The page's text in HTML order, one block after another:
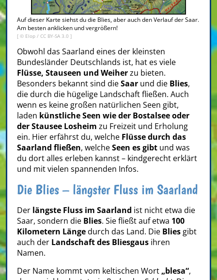
Auf dieser Karte siehst du die Blies, aber auch den Verlauf der Saar.
Am besten anklicken und vergrößern!
[ © Elop / CC BY-SA 3.0 ]
Obwohl das Saarland eines der kleinsten
Bundesländer Deutschlands ist, hat es viele
Flüsse, Stauseen und Weiherzu bieten.
Besonders bekannt sind dieSaar und die Blies,
die durch die hügelige Landschaft fließen. Auch
wenn es keine großen natürlichen Seen gibt,
laden künstliche Seen wie der Bostalsee oder
der Stausee Losheim zu Freizeit und Erholung
ein. Hier erfährst du, welche Flüsse durch das
Saarland fließen, welcheSeen es gibt und was
du dort alles erleben kannst – kindgerecht erklärt
und mit vielen spannenden Infos.
Die Blies – längster Fluss im Saarland
Der längste Fluss im Saarland ist nicht etwa die
Saar, sondern die Blies. Sie fließt auf etwa 100
Kilometern Längedurch das Land. Die Blies gibt
auch der Landschaft des Bliesgaus ihren
Namen.
Der Name kommt vom keltischen Wort „blesa“,